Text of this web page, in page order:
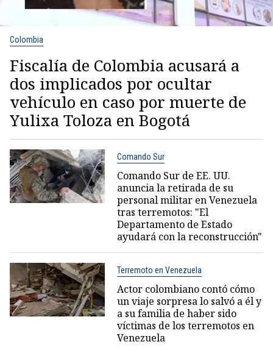
Colombia
Fiscalía de Colombia acusará a
dos implicados por ocultar
vehículo en caso por muerte de
Yulixa Toloza en Bogotá
Comando Sur
Comando Sur de EE. UU.
anuncia la retirada de su
personal militar en Venezuela
tras terremotos: "El
Departamento de Estado
ayudará con la reconstrucción"
Terremoto en Venezuela
Actor colombiano contó cómo
un viaje sorpresa lo salvó a él y
a su familia de haber sido
víctimas de los terremotos en
Venezuela